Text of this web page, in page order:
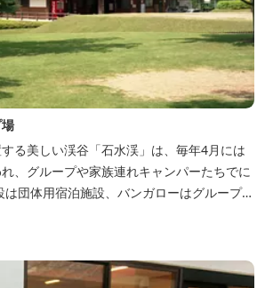
る美しい渓谷「石水渓」は、毎年4月には
、グループや家族連れキャンパーたちでに
団体用宿泊施設、バンガローはグループ・
て、ハイキングやキャンプの拠点として最